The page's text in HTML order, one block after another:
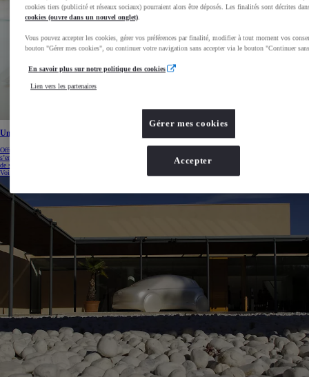
Un environnement où il fait bon travailler ensemble
Offrir un environnement de travail où il fait bon travailler ensemble, c’est la priorité de Toyota France. En
s’engageant dans ce sens, l’entreprise met naturellement en place diverses actions afin d’améliorer le quotidien
de ses collaborateurs.
Voir plus
cookies tiers (publicité et réseaux sociaux) pourraient alors être déposés. Les finalités sont décrites
cookies (ouvre dans un nouvel onglet)
Vous pouvez accepter les cookies, gérer vos préférences par finalité, modifier à tout moment vos
bouton "Gérer mes cookies", ou continuer votre navigation sans accepter via le bouton "Continuer
En savoir plus sur notre politique des cookies
Lien vers les partenaires
Gérer mes cookies
Accepter